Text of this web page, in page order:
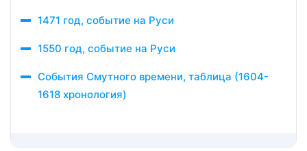
1471 год, событие на Руси
1550 год, событие на Руси
События Смутного времени, таблица (1604-
1618 хронология)